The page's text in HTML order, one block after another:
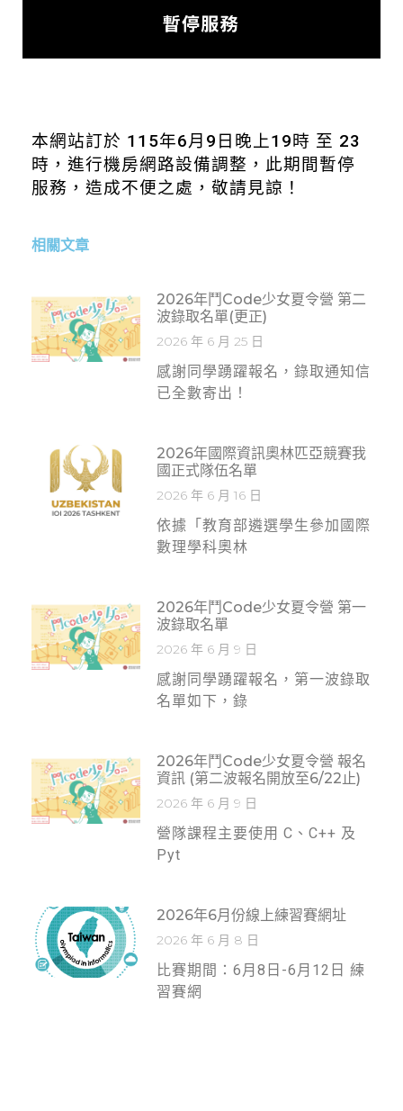
本網站訂於 115年6月9日晚上19時 至 23
時，進行機房網路設備調整，此期間暫停
服務，造成不便之處，敬請見諒！
相關文章
2026年鬥Code少女夏令營 第二
波錄取名單(更正)
2026 年 6 月 25 日
感謝同學踴躍報名，錄取通知信
已全數寄出！
2026年國際資訊奧林匹亞競賽我
國正式隊伍名單
2026 年 6 月 16 日
依據「教育部遴選學生參加國際
數理學科奧林
2026年鬥Code少女夏令營 第一
波錄取名單
2026 年 6 月 9 日
感謝同學踴躍報名，第一波錄取
名單如下，錄
2026年鬥code少女夏令營 報名
資訊 (第二波報名開放至6/22止)
2026 年 6 月 9 日
營隊課程主要使用 C、C++ 及
Pyt
2026年6月份線上練習賽網址
2026 年 6 月 8 日
比賽期間：6月8日-6月12日 練
習賽網